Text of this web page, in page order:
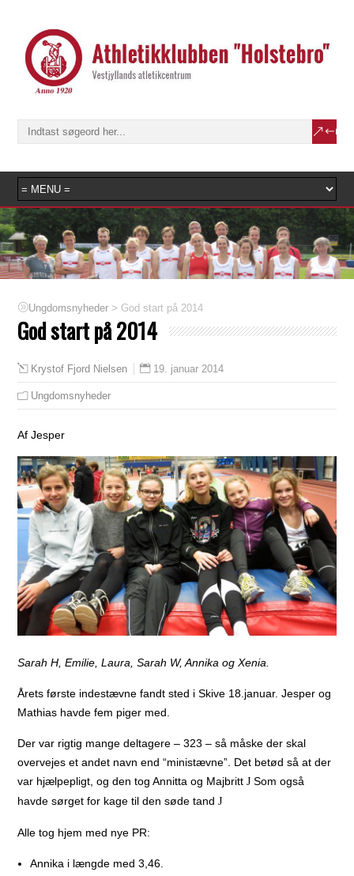
Ungdomsnyheder > God start på 2014
God start på 2014
Krystof Fjord Nielsen 19. januar 2014
Ungdomsnyheder
Af Jesper
Sarah H, Emilie, Laura, Sarah W, Annika og Xenia.
Årets første indestævne fandt sted i Skive 18.januar. Jesper og
Mathias havde fem piger med.
Der var rigtig mange deltagere – 323 – så måske der skal
overvejes et andet navn end “ministævne”. Det betød så at der
var hjælpepligt, og den tog Annitta og MajbrittJ Som også
havde sørget for kage til den søde tandJ
Alle tog hjem med nye PR:
Annika i længde med 3,46.